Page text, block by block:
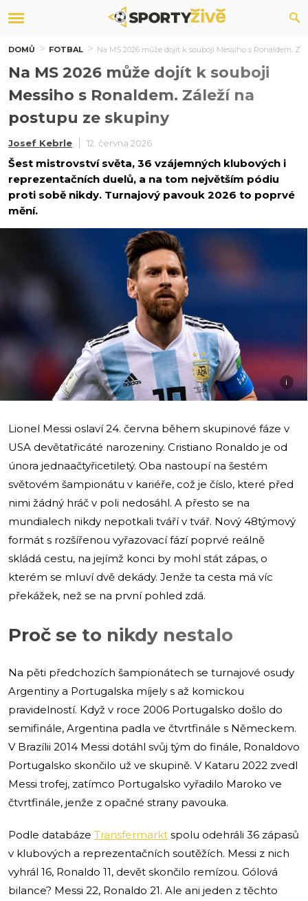
DOMŮ FOTBAL Na MS 2026 může dojít k souboji Messiho s Ronaldem.
Na MS 2026 může dojít k souboji
Messiho s Ronaldem. Záleží na
postupu ze skupiny
Josef Kebrle 12. června 2026
Šest mistrovství světa, 36 vzájemných klubových i
reprezentačních duelů, a na tom největším pódiu
proti sobě nikdy. Turnajový pavouk 2026 to poprvé
mění.
i
Lionel Messi oslaví 24. června během skupinové fáze v
USA devětatřicáté narozeniny. Cristiano Ronaldo je od
února jednaačtyřicetiletý. Oba nastoupí na šestém
světovém šampionátu v kariéře, což je číslo, které před
nimi žádný hráč v poli nedosáhl. A přesto se na
mundialech nikdy nepotkali tváří v tvář. Nový 48týmový
formát s rozšířenou vyřazovací fází poprvé reálně
skládá cestu, na jejímž konci by mohl stát zápas, o
kterém se mluví dvě dekády. Jenže ta cesta má víc
překážek, než se na první pohled zdá.
Proč se to nikdy nestalo
Na pěti předchozích šampionátech se turnajové osudy
Argentiny a Portugalska míjely s až komickou
pravidelností. Když v roce 2006 Portugalsko došlo do
semifinále, Argentina padla ve čtvrtfinále s Německem.
V Brazílii 2014 Messi dotáhl svůj tým do finále, Ronaldovo
Portugalsko skončilo už ve skupině. V Kataru 2022 zvedl
Messi trofej, zatímco Portugalsko vyřadilo Maroko ve
čtvrtfinále, jenže z opačné strany pavouka.
Podle databáze Transfermarkt spolu odehráli 36 zápasů
v klubových a reprezentačních soutěžích. Messi z nich
vyhrál 16, Ronaldo 11, devět skončilo remízou. Gólová
bilance? Messi 22, Ronaldo 21. Ale ani jeden z těchto